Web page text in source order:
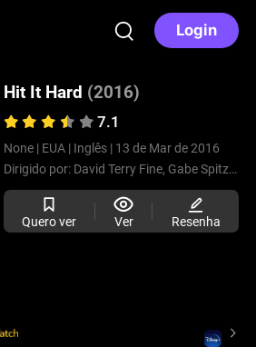
Login
Hit It Hard (2016)
7.1
None | EUA | Inglês | 13 de Mar de 2016
Dirigido por: David Terry Fine, Gabe Spitzer
Quero ver Ver Resenha